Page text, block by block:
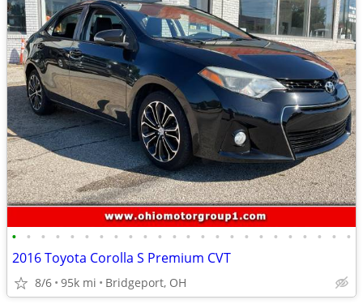
• • • • • • • • • • • • • • • • • • • • • • • •
2016 Toyota Corolla S Premium CVT
8/6 95k mi Bridgeport, OH